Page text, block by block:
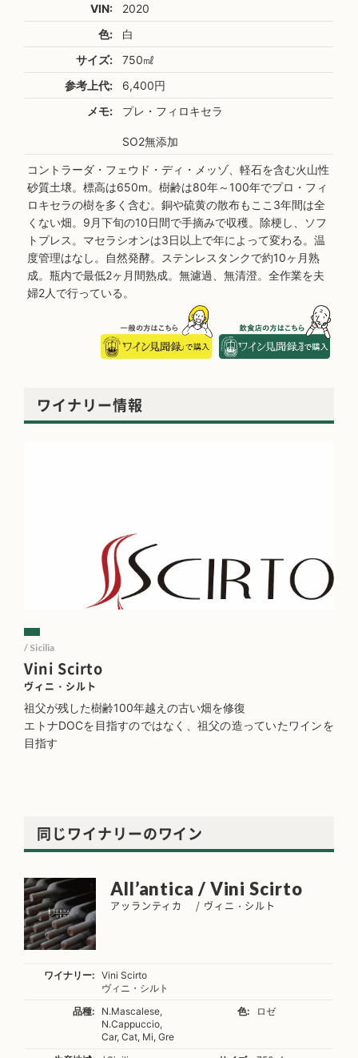
VIN:
2020
色:
白
サイズ:
750㎖
参考上代:
6,400円
メモ:
プレ・フィロキセラ
SO2無添加
コントラーダ・フェウド・ディ・メッゾ、軽石を含む火山性
砂質土壌。標高は650m。樹齢は80年～100年でプロ・フィ
ロキセラの樹を多く含む。銅や硫黄の散布もここ3年間は全
くない畑。9月下旬の10日間で手摘みで収穫。除梗し、ソフ
トプレス。マセラシオンは3日以上で年によって変わる。温
度管理はなし。自然発酵。ステンレスタンクで約10ヶ月熟
成。瓶内で最低2ヶ月間熟成。無濾過、無清澄。全作業を夫
婦2人で行っている。
ワイナリー情報
Vini Scirto
ヴィニ・シルト
/ Sicilia
祖父が残した樹齢100年越えの古い畑を修復
エトナDOCを目指すのではなく、祖父の造っていたワインを
目指す
同じワイナリーのワイン
All’antica / Vini Scirto
アッランティカ / ヴィニ・シルト
ワイナリー:
Vini Scirto
ヴィニ・シルト
品種:
N.Mascalese,
N.Cappuccio,
Car, Cat, Mi, Gre
色: ロゼ